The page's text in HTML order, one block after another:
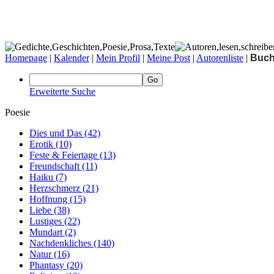
Homepage | Kalender| Mein Profil | Meine Post | Autorenliste |
Erweiterte Suche
Poesie
Dies und Das (42)
Erotik (10)
Feste & Feiertage (13)
Freundschaft (11)
Haiku (7)
Herzschmerz (21)
Hoffnung (15)
Liebe (38)
Lustiges (22)
Mundart (2)
Nachdenkliches (140)
Natur(16)
Phantasy (20)